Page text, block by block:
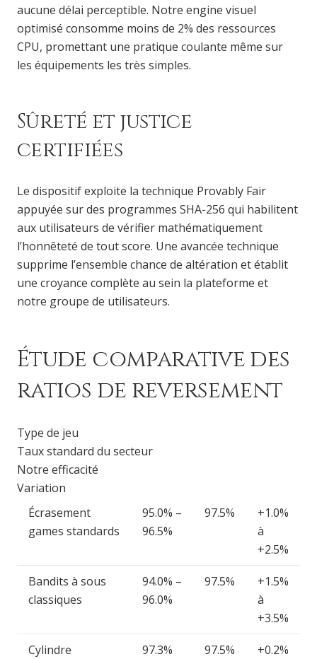
aucune délai perceptible. Notre engine visuel
optimisé consomme moins de 2% des ressources
CPU, promettant une pratique coulante même sur
les équipements les très simples.
Sûreté et justice
certifiées
Le dispositif exploite la technique Provably Fair
appuyée sur des programmes SHA-256 qui habilitent
aux utilisateurs de vérifier mathématiquement
l’honnêteté de tout score. Une avancée technique
supprime l’ensemble chance de altération et établit
une croyance complète au sein la plateforme et
notre groupe de utilisateurs.
Étude comparative des
ratios de reversement
Type de jeu
Taux standard du secteur
Notre efficacité
Variation
Écrasement
games standards
95.0% –
96.5%
97.5%
+1.0%
à
+2.5%
Bandits à sous
classiques
94.0% –
96.0%
97.5%
+1.5%
à
+3.5%
Cylindre 97.3% 97.5% +0.2%